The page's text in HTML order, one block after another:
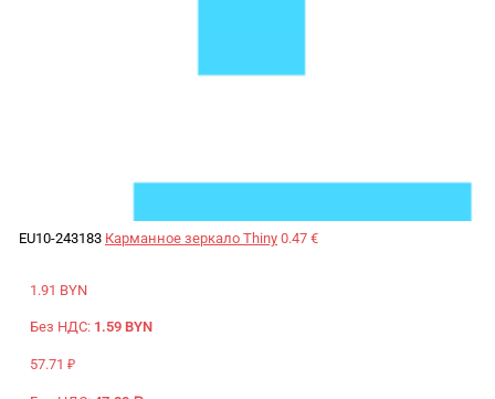
EU10-243183 Карманное зеркало Thiny 0.47 €
1.91 BYN
Без НДС: 1.59 BYN
57.71 ₽